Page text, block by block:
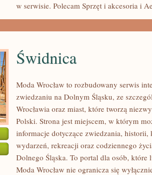
w serwisie. Polecam Sprzęt i akcesoria i
Świdnica
Moda Wrocław to rozbudowany serwis
zwiedzaniu na Dolnym Śląsku, ze
Wrocławia oraz miast, które tworzą
Polski. Strona jest miejscem, w którym
informacje dotyczące zwiedzania,
wydarzeń, rekreacji oraz codziennego
Dolnego Śląska. To portal dla osób, które
Moda Wrocław nie ogranicza się